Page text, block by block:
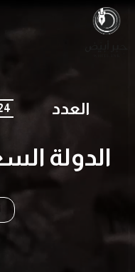
العدد 24 سبتمبر
الدولة